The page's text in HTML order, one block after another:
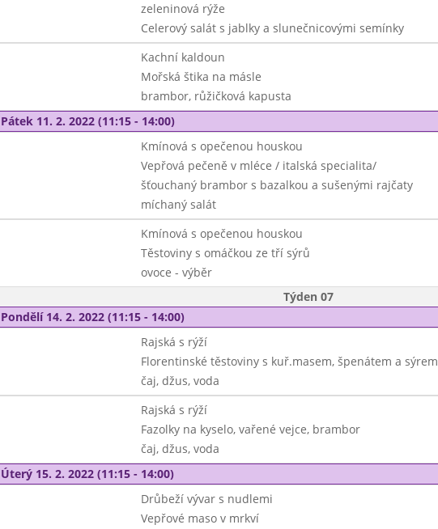
zeleninová rýže
Celerový salát s jablky a slunečnicovými semínky
Kachní kaldoun
Mořská štika na másle
brambor, růžičková kapusta
Pátek 11. 2. 2022 (11:15 - 14:00)
Kmínová s opečenou houskou
Vepřová pečeně v mléce / italská specialita/
šťouchaný brambor s bazalkou a sušenými rajčaty
míchaný salát
Kmínová s opečenou houskou
Těstoviny s omáčkou ze tří sýrů
ovoce - výběr
Týden 07
Pondělí 14. 2. 2022 (11:15 - 14:00)
Rajská s rýží
Florentinské těstoviny s kuř.masem, špenátem a sýrem
čaj, džus, voda
Rajská s rýží
Fazolky na kyselo, vařené vejce, brambor
čaj, džus, voda
Úterý 15. 2. 2022 (11:15 - 14:00)
Drůbeží vývar s nudlemi
Vepřové maso v mrkví